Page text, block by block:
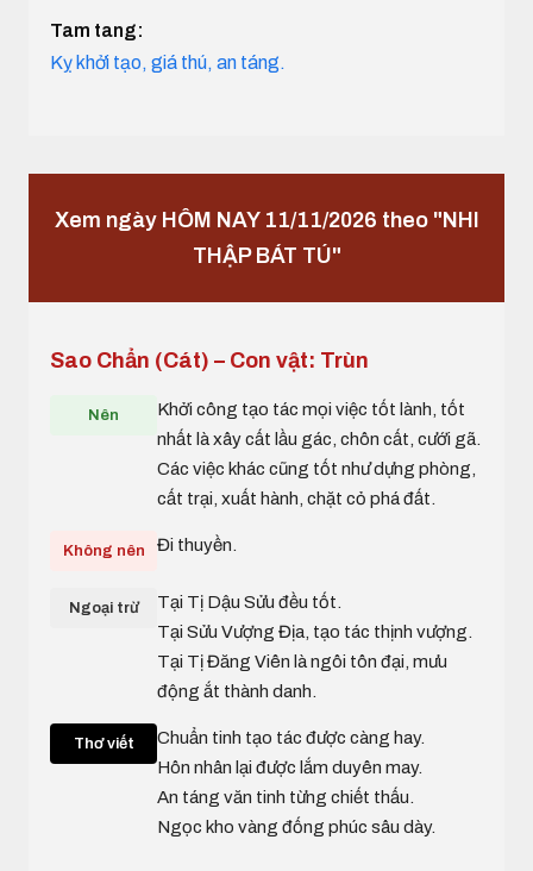
Tam tang:
Kỵ khởi tạo, giá thú, an táng.
Xem ngày HÔM NAY 11/11/2026 theo "NHI
THẬP BÁT TÚ"
Sao Chẩn (Cát) – Con vật: Trùn
Nên
Khởi công tạo tác mọi việc tốt lành, tốt
nhất là xây cất lầu gác, chôn cất, cưới gã.
Các việc khác cũng tốt như dựng phòng,
cất trại, xuất hành, chặt cỏ phá đất.
Không nên Đi thuyền.
Ngoại trừ
Tại Tị Dậu Sửu đều tốt.
Tại Sửu Vượng Địa, tạo tác thịnh vượng.
Tại Tị Đăng Viên là ngôi tôn đại, mưu
động ắt thành danh.
Thơ viết
Chuẩn tinh tạo tác được càng hay.
Hôn nhân lại được lắm duyên may.
An táng văn tinh từng chiết thấu.
Ngọc kho vàng đống phúc sâu dày.